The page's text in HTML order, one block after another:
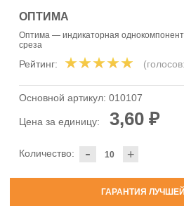
ОПТИМА
Оптима — индикаторная
среза
Рейтинг: (голосов:
Основной артикул: 010107
Цена за единицу: 3,60 ₽
- +
Количество:
ГАРАНТИЯ